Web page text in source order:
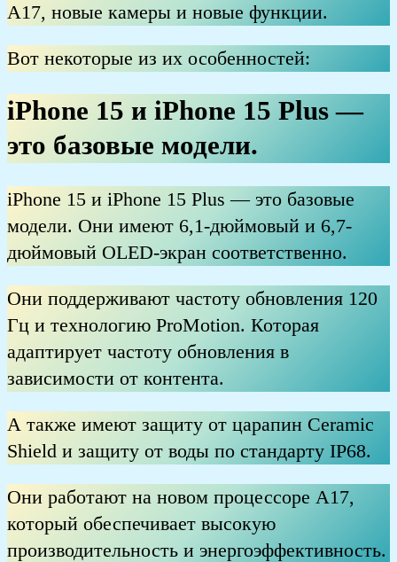
A17, новые камеры и новые функции.
Вот некоторые из их особенностей:
iPhone 15 и iPhone 15 Plus —
это базовые модели.
iPhone 15 и iPhone 15 Plus — это базовые
модели. Они имеют 6,1-дюймовый и 6,7-
дюймовый OLED-экран соответственно.
Они поддерживают частоту обновления 120
Гц и технологию ProMotion. Которая
адаптирует частоту обновления в
зависимости от контента.
А также имеют защиту от царапин Ceramic
Shield и защиту от воды по стандарту IP68.
Они работают на новом процессоре A17,
который обеспечивает высокую
производительность и энергоэффективность.